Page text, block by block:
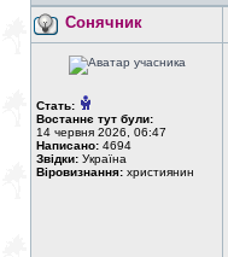
Сонячник
Стать:
Востаннє тут були:
14 червня 2026, 06:47
Написано: 4694
Звідки: Україна
Віровизнання: християнин